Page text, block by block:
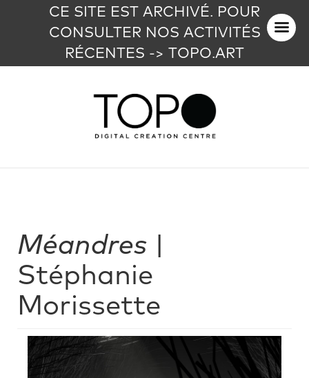
CE SITE EST ARCHIVÉ. POUR
CONSULTER NOS ACTIVITÉS
RÉCENTES -> TOPO.ART
Méandres
Stéphanie
Morissette